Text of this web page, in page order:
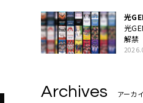
光
光
解禁
Archives アーカ